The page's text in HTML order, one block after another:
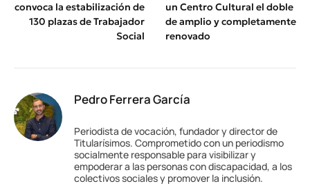
convoca la estabilización de
130 plazas de Trabajador
Social
un Centro Cultural el doble
de amplio y completamente
renovado
Pedro Ferrera García
Periodista de vocación, fundador y director de
Titularísimos. Comprometido con un periodismo
socialmente responsable para visibilizar y
empoderar a las personas con discapacidad, a los
colectivos sociales y promover la inclusión.